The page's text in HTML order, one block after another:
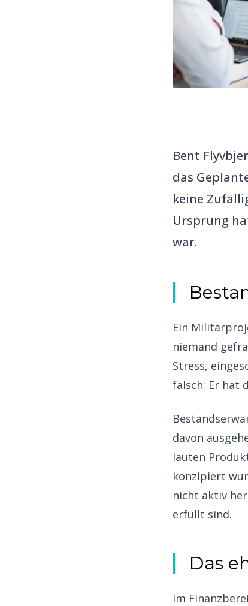
Bent
das
keine
Ursprung
war.
Ein
niemand
Stress,
falsch: Er hat
davon
lauten
konzipiert
nicht aktiv
erfüllt sind.
Das
Im